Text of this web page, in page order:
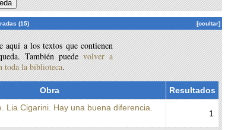
[ocultar]
(15)
aquí a los textos que contienen
También puedevolver a
toda la biblioteca.
Obra
Resultados
Lia Cigarini. Hay una buena diferencia.
1